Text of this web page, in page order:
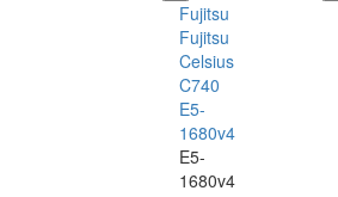
Fujitsu
Fujitsu
Celsius
C740
E5-
1680v4
E5-
1680v4